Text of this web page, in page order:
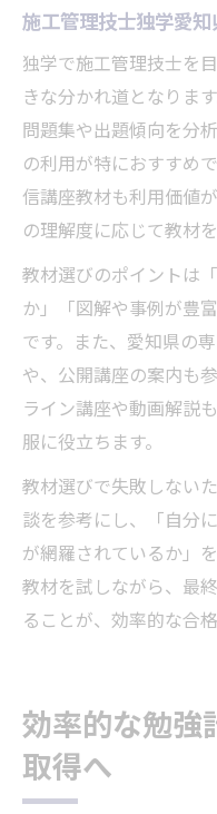
施工管理技士独学愛
独学で施工管理技士を
きな分かれ道となりま
問題集や出題傾向を分
の利用が特におすすめ
信講座教材も利用価値
の理解度に応じて教材
教材選びのポイントは
か」「図解や事例が豊
です。また、愛知県の
や、公開講座の案内も
ライン講座や動画解説
服に役立ちます。
教材選びで失敗しない
談を参考にし、「自分
が網羅されているか」
教材を試しながら、最
ることが、効率的な合
効率的な勉強
取得へ